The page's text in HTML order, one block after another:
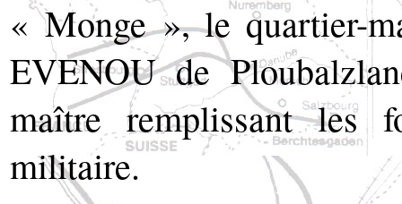
« Monge », le quartier-
EVENOU de
maître remplissant les
militaire.